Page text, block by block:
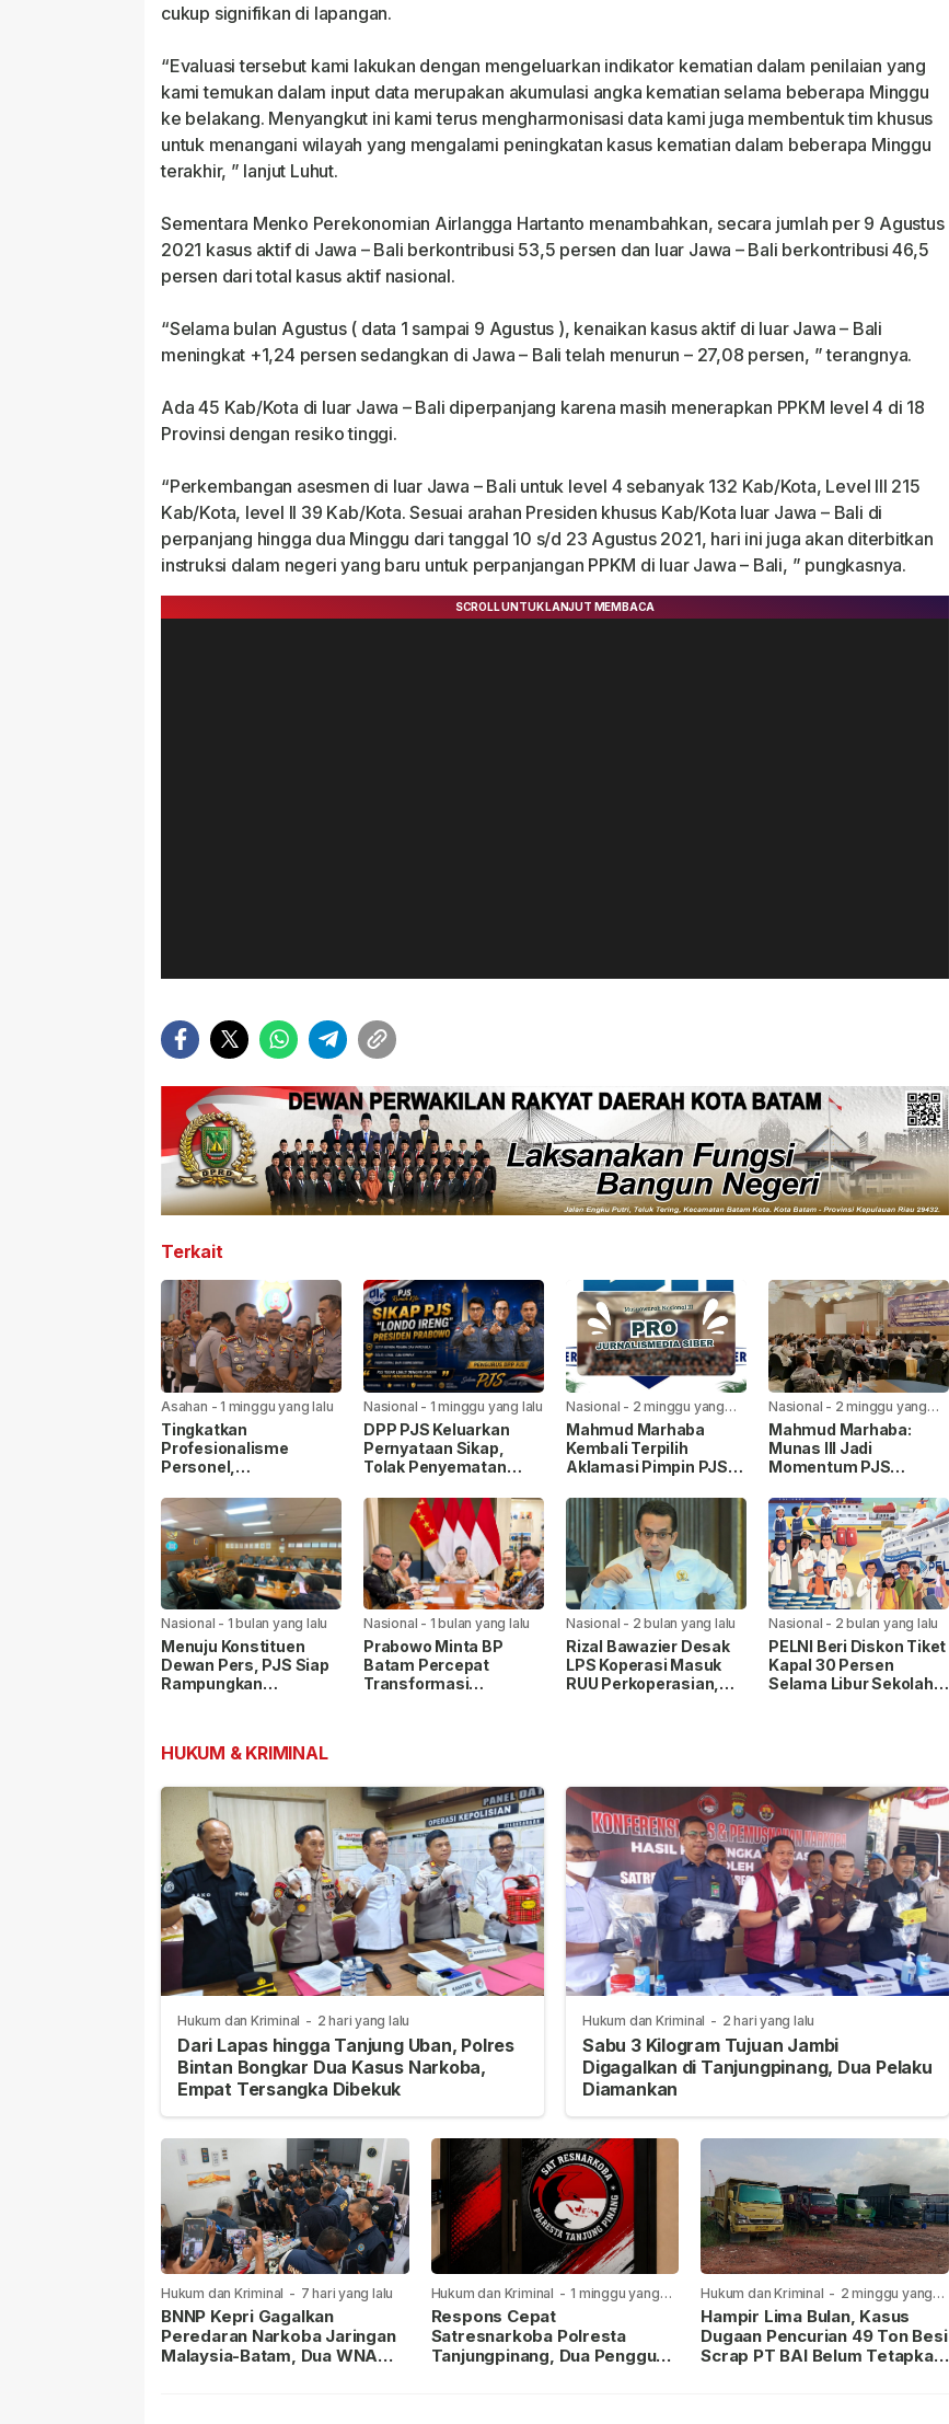
cukup signifikan di lapangan.
“Evaluasi tersebut kami lakukan dengan mengeluarkan indikator kematian dalam penilaian yang
kami temukan dalam input data merupakan akumulasi angka kematian selama beberapa Minggu
ke belakang. Menyangkut ini kami terus mengharmonisasi data kami juga membentuk tim khusus
untuk menangani wilayah yang mengalami peningkatan kasus kematian dalam beberapa Minggu
terakhir, ” lanjut Luhut.
Sementara Menko Perekonomian Airlangga Hartanto menambahkan, secara jumlah per 9 Agustus
2021 kasus aktif di Jawa – Bali berkontribusi 53,5 persen dan luar Jawa – Bali berkontribusi 46,5
persen dari total kasus aktif nasional.
“Selama bulan Agustus ( data 1 sampai 9 Agustus ), kenaikan kasus aktif di luar Jawa – Bali
meningkat +1,24 persen sedangkan di Jawa – Bali telah menurun – 27,08 persen, ” terangnya.
Ada 45 Kab/Kota di luar Jawa – Bali diperpanjang karena masih menerapkan PPKM level 4 di 18
Provinsi dengan resiko tinggi.
“Perkembangan asesmen di luar Jawa – Bali untuk level 4 sebanyak 132 Kab/Kota, Level III 215
Kab/Kota, level II 39 Kab/Kota. Sesuai arahan Presiden khusus Kab/Kota luar Jawa – Bali di
perpanjang hingga dua Minggu dari tanggal 10 s/d 23 Agustus 2021, hari ini juga akan diterbitkan
instruksi dalam negeri yang baru untuk perpanjangan PPKM di luar Jawa – Bali, ” pungkasnya.
Terkait
Asahan -1 minggu yang lalu
Tingkatkan
Profesionalisme
Personel,
Ikuti Penyuluhan
Hukum di Polda Sumut
Nasional - 1 minggu yang lalu
DPP PJS Keluarkan
Pernyataan Sikap,
Tolak Penyematan
kepada Wartawan
Nasional - 2 minggu yang
lalu
Mahmud Marhaba
Kembali Terpilih
Aklamasi Pimpin PJS
Nasional - 2 minggu yang
lalu
Mahmud Marhaba:
Munas III Jadi
Momentum PJS
Dewan Pers
Nasional - 1 bulan yang lalu
Menuju Konstituen
Dewan Pers, PJS Siap
Rampungkan
Nasional - 1 bulan yang lalu
Prabowo Minta BP
Batam Percepat
Transformasi
Nasional - 2 bulan yang lalu
Rizal Bawazier Desak
LPS Koperasi Masuk
RUU Perkoperasian,
Nasional - 2 bulan yang lalu
PELNI Beri Diskon Tiket
Kapal 30 Persen
Selama Libur Sekolah
HUKUM & KRIMINAL
Hukum dan Kriminal - 2 hari yang lalu
Dari Lapas hingga Tanjung Uban, Polres
Bintan Bongkar Dua Kasus Narkoba,
Empat Tersangka Dibekuk
Hukum dan Kriminal - 2 hari yang lalu
Sabu 3 Kilogram Tujuan Jambi
Digagalkan di Tanjungpinang, Dua Pelaku
Diamankan
Hukum dan Kriminal - 7 hari yang lalu
BNNP Kepri Gagalkan
Peredaran Narkoba Jaringan
Malaysia-Batam, Dua WNA
Hukum dan Kriminal - 1 minggu yang
lalu
Respons Cepat
Satresnarkoba Polresta
Tanjungpinang, Dua Pengguna
Hukum dan Kriminal - 2 minggu yang
lalu
Hampir Lima Bulan, Kasus
Dugaan Pencurian 49 Ton Besi
Scrap PT BAI Belum Tetapkan